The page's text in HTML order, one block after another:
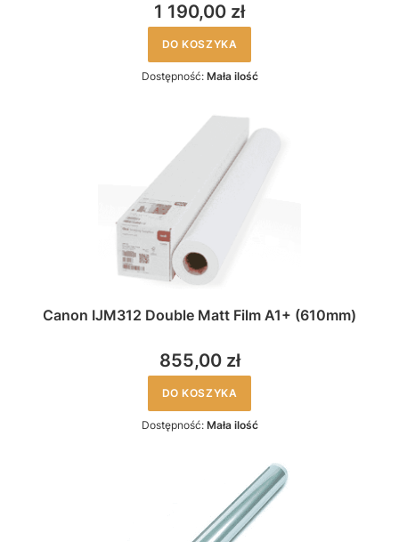
1 190,00 zł
DO KOSZYKA
Dostępność: Mała ilość
Canon IJM312 Double Matt Film A1+ (610mm)
855,00 zł
DO KOSZYKA
Dostępność: Mała ilość